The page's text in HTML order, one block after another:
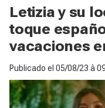
Letizia y su
toque
vacaciones
Publicado el 05/08/23 à